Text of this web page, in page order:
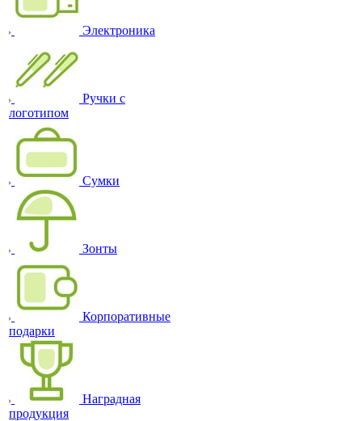
Электроника
Ручки с
логотипом
Сумки
Зонты
Корпоративные
подарки
Наградная
продукция